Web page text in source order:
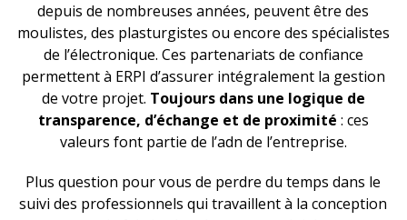
depuis de nombreuses années, peuvent être des
moulistes, des plasturgistes ou encore des spécialistes
de l’électronique. Ces partenariats de confiance
permettent à ERPI d’assurer intégralement la gestion
de votre projet. Toujours dans une logique de
transparence, d’échange et de proximité : ces
valeurs font partie de l’adn de l’entreprise.
Plus question pour vous de perdre du temps dans le
suivi des professionnels qui travaillent à la conception